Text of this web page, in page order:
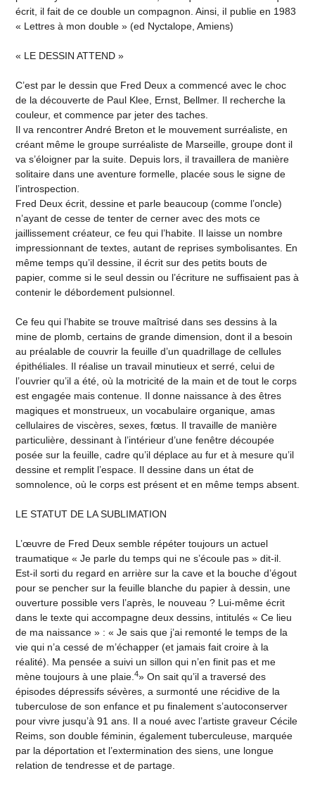
écrit, il fait de ce double un compagnon. Ainsi, iI publie en 1983
« Lettres à mon double » (ed Nyctalope, Amiens)
« LE DESSIN ATTEND »
C’est par le dessin que Fred Deux a commencé avec le choc
de la découverte de Paul Klee, Ernst, Bellmer. Il recherche la
couleur, et commence par jeter des taches.
Il va rencontrer André Breton et le mouvement surréaliste, en
créant même le groupe surréaliste de Marseille, groupe dont il
va s’éloigner par la suite. Depuis lors, il travaillera de manière
solitaire dans une aventure formelle, placée sous le signe de
l’introspection.
Fred Deux écrit, dessine et parle beaucoup (comme l’oncle)
n’ayant de cesse de tenter de cerner avec des mots ce
jaillissement créateur, ce feu qui l’habite. Il laisse un nombre
impressionnant de textes, autant de reprises symbolisantes. En
même temps qu’il dessine, il écrit sur des petits bouts de
papier, comme si le seul dessin ou l’écriture ne suffisaient pas à
contenir le débordement pulsionnel.
Ce feu qui l’habite se trouve maîtrisé dans ses dessins à la
mine de plomb, certains de grande dimension, dont il a besoin
au préalable de couvrir la feuille d’un quadrillage de cellules
épithéliales. Il réalise un travail minutieux et serré, celui de
l’ouvrier qu’il a été, où la motricité de la main et de tout le corps
est engagée mais contenue. Il donne naissance à des êtres
magiques et monstrueux, un vocabulaire organique, amas
cellulaires de viscères, sexes, fœtus. Il travaille de manière
particulière, dessinant à l’intérieur d’une fenêtre découpée
posée sur la feuille, cadre qu’il déplace au fur et à mesure qu’il
dessine et remplit l’espace. Il dessine dans un état de
somnolence, où le corps est présent et en même temps absent.
LE STATUT DE LA SUBLIMATION
L’œuvre de Fred Deux semble répéter toujours un actuel
traumatique « Je parle du temps qui ne s’écoule pas » dit-il.
Est-il sorti du regard en arrière sur la cave et la bouche d’égout
pour se pencher sur la feuille blanche du papier à dessin, une
ouverture possible vers l’après, le nouveau ? Lui-même écrit
dans le texte qui accompagne deux dessins, intitulés « Ce lieu
de ma naissance » : « Je sais que j’ai remonté le temps de la
vie qui n’a cessé de m’échapper (et jamais fait croire à la
réalité). Ma pensée a suivi un sillon qui n’en finit pas et me
mène toujours à une plaie. 4» On sait qu’il a traversé des
épisodes dépressifs sévères, a surmonté une récidive de la
tuberculose de son enfance et pu finalement s’autoconserver
pour vivre jusqu’à 91 ans. Il a noué avec l’artiste graveur Cécile
Reims, son double féminin, également tuberculeuse, marquée
par la déportation et l’extermination des siens, une longue
relation de tendresse et de partage.